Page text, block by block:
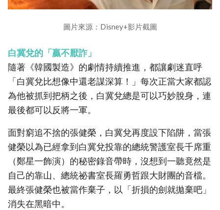
圖片來源：Disney+影片截圖
白冀兌的「贏不厭詐」
隨著《韓國製造》的劇情持續推進，都讓劇迷直呼
「白冀兌比想像中還老謀深算！」每次正當大家都認
為他被抓到把柄之後，白冀兌總是可以巧妙脫身，連
最後都可以反將一軍。
面對窮追不捨的張健榮，白冀兌再度設下陷阱，當張
健榮以為已經拿到白冀兌投靠的總統警護室長千席重
（鄭星一飾演）的秘密錄音帶時，沒想到一聽竟然是
自己的靠山、總統祕書室長羅勇哲跟大財團的音檔。
最終張健榮也被當作棄子，以「折損的劍就拋棄吧」
消失在黑暗中。